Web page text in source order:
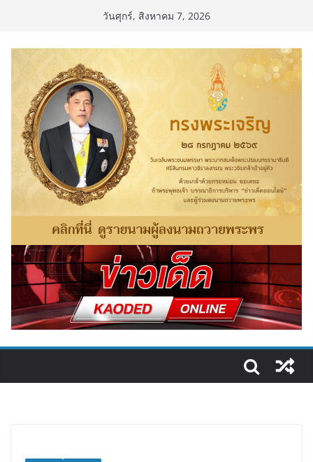
content
วันศุกร์, สิงหาคม 7, 2026